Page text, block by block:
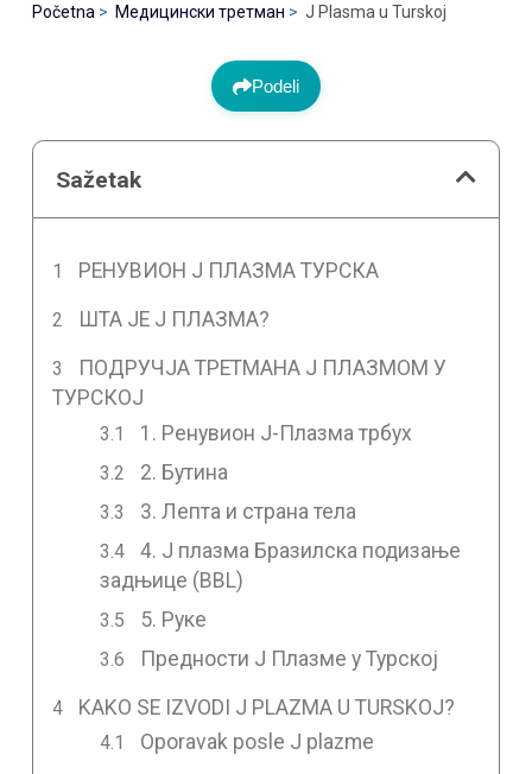
Početna Медицински третман J Plasma u Turskoj
Podeli
Sažetak
РЕНУВИОН J ПЛАЗМА ТУРСКА
ШТА ЈЕ J ПЛАЗМА?
ПОДРУЧЈА ТРЕТМАНА J ПЛАЗМОМ У
ТУРСКОЈ
1. Ренувион J-Плазма трбух
2. Бутина
3. Лепта и страна тела
4. J плазма Бразилска подизање
задњице (BBL)
5. Руке
Предности J Плазме у Турској
KAKO SE IZVODI J PLAZMA U TURSKOJ?
Oporavak posle J plazme